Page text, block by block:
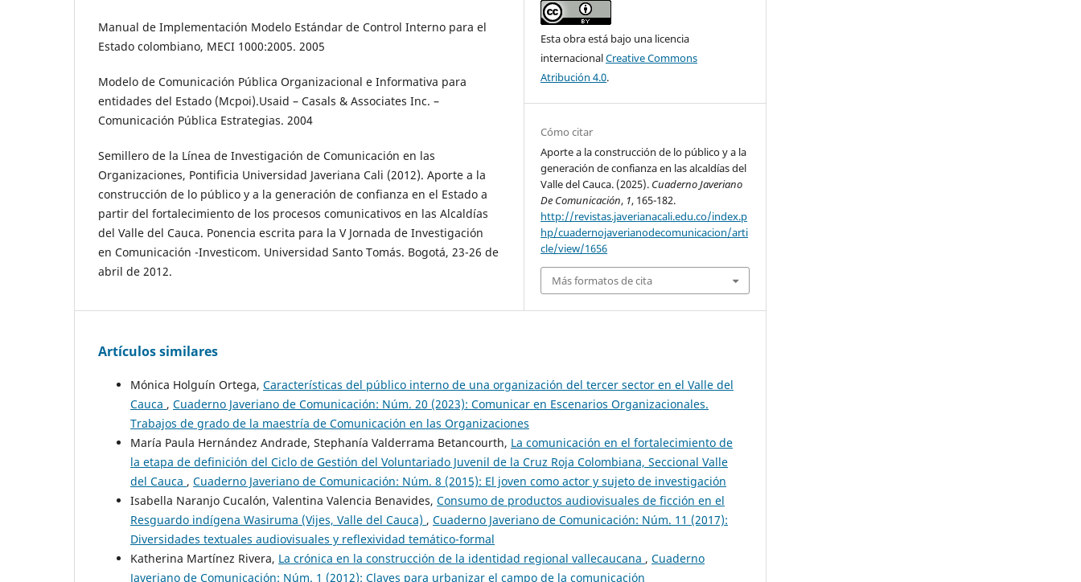
Manual de Implementación Modelo Estándar de Control Interno para el
Estado colombiano, MECI 1000:2005. 2005
Modelo de Comunicación Pública Organizacional e Informativa para
entidades del Estado (Mcpoi).Usaid – Casals & Associates Inc. –
Comunicación Pública Estrategias. 2004
Semillero de la Línea de Investigación de Comunicación en las
Organizaciones, Pontificia Universidad Javeriana Cali (2012). Aporte a la
construcción de lo público y a la generación de confianza en el Estado a
partir del fortalecimiento de los procesos comunicativos en las Alcaldías
del Valle del Cauca. Ponencia escrita para la V Jornada de Investigación
en Comunicación -Investicom. Universidad Santo Tomás. Bogotá, 23-26 de
abril de 2012.
Esta obra está bajo una licencia
internacionalCreative Commons
Atribución 4.0.
Cómo citar
Aporte a la construcción de lo público y a la
generación de confianza en las alcaldías del
Valle del Cauca. (2025). Cuaderno Javeriano
De Comunicación, 1, 165-182.
http://revistas.javerianacali.edu.co/index.p
hp/cuadernojaverianodecomunicacion/arti
cle/view/1656
Más formatos de cita
Artículos similares
Mónica Holguín Ortega, Características del público interno de una organización del tercer sector en el Valle del
Cauca , Cuaderno Javeriano de Comunicación: Núm. 20 (2023): Comunicar en Escenarios Organizacionales.
Trabajos de grado de la maestría de Comunicación en las Organizaciones
María Paula Hernández Andrade, Stephanía Valderrama Betancourth, La comunicación en el fortalecimiento de
la etapa de definición del Ciclo de Gestión del Voluntariado Juvenil de la Cruz Roja Colombiana, Seccional Valle
del Cauca , Cuaderno Javeriano de Comunicación: Núm. 8 (2015): El joven como actor y sujeto de investigación
Isabella Naranjo Cucalón, Valentina Valencia Benavides, Consumo de productos audiovisuales de ficción en el
Resguardo indígena Wasiruma (Vijes, Valle del Cauca) , Cuaderno Javeriano de Comunicación: Núm. 11 (2017):
Diversidades textuales audiovisuales y reflexividad temático-formal
Katherina Martínez Rivera, La crónica en la construcción de la identidad regional vallecaucana , Cuaderno
Javeriano de Comunicación: Núm. 1 (2012): Claves para urbanizar el campo de la comunicación